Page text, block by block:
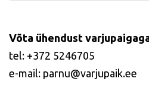
Võta ühendust
tel: +372 5246705
e-mail: parnu@varjupaik.ee